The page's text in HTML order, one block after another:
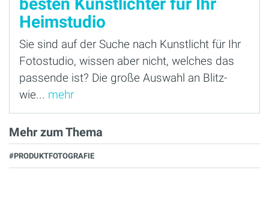
besten Kunstlichter für Ihr
Heimstudio
Sie sind auf der Suche nach Kunstlicht für Ihr
Fotostudio, wissen aber nicht, welches das
passende ist? Die große Auswahl an Blitz-
wie... mehr
Mehr zum Thema
#PRODUKTFOTOGRAFIE